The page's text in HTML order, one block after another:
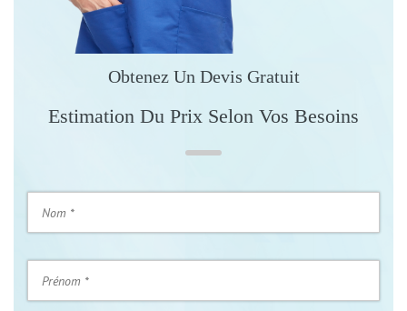
Obtenez Un Devis Gratuit
Estimation Du Prix Selon Vos Besoins